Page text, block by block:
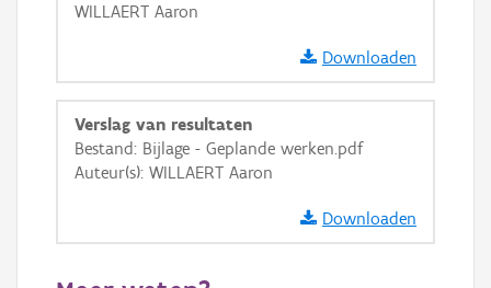
WILLAERT Aaron
Downloaden
Verslag van resultaten
Bestand: Bijlage - Geplande werken.pdf
Auteur(s): WILLAERT Aaron
Downloaden